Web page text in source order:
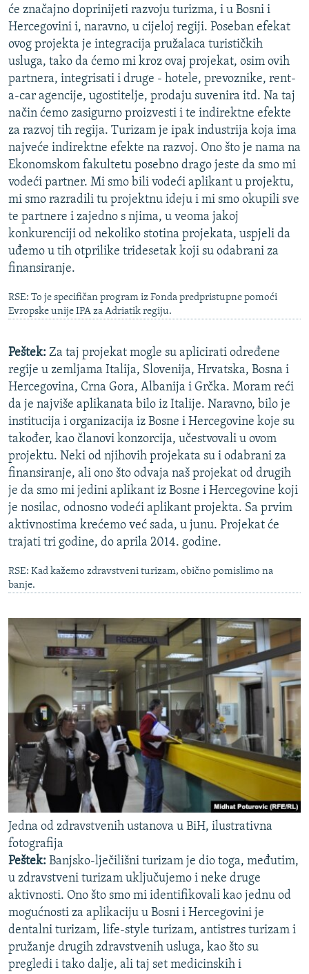
će značajno doprinijeti razvoju turizma, i u Bosni i
Hercegovini i, naravno, u cijeloj regiji. Poseban efekat
ovog projekta je integracija pružalaca turističkih
usluga, tako da ćemo mi kroz ovaj projekat, osim ovih
partnera, integrisati i druge - hotele, prevoznike, rent-
a-car agencije, ugostitelje, prodaju suvenira itd. Na taj
način ćemo zasigurno proizvesti i te indirektne efekte
za razvoj tih regija. Turizam je ipak industrija koja ima
najveće indirektne efekte na razvoj. Ono što je nama na
Ekonomskom fakultetu posebno drago jeste da smo mi
vodeći partner. Mi smo bili vodeći aplikant u projektu,
mi smo razradili tu projektnu ideju i mi smo okupili sve
te partnere i zajedno s njima, u veoma jakoj
konkurenciji od nekoliko stotina projekata, uspjeli da
uđemo u tih otprilike tridesetak koji su odabrani za
finansiranje.
RSE: To je specifičan program iz Fonda predpristupne pomoći
Evropske unije IPA za Adriatik regiju.
Peštek: Za taj projekat mogle su aplicirati određene
regije u zemljama Italija, Slovenija, Hrvatska, Bosna i
Hercegovina, Crna Gora, Albanija i Grčka. Moram reći
da je najviše aplikanata bilo iz Italije. Naravno, bilo je
institucija i organizacija iz Bosne i Hercegovine koje su
također, kao članovi konzorcija, učestvovali u ovom
projektu. Neki od njihovih projekata su i odabrani za
finansiranje, ali ono što odvaja naš projekat od drugih
je da smo mi jedini aplikant iz Bosne i Hercegovine koji
je nosilac, odnosno vodeći aplikant projekta. Sa prvim
aktivnostima krećemo već sada, u junu. Projekat će
trajati tri godine, do aprila 2014. godine.
RSE: Kad kažemo zdravstveni turizam, obično pomislimo na
banje.
Jedna od zdravstvenih ustanova u BiH, ilustrativna
fotografija
Peštek: Banjsko-lječilišni turizam je dio toga, međutim,
u zdravstveni turizam uključujemo i neke druge
aktivnosti. Ono što smo mi identifikovali kao jednu od
mogućnosti za aplikaciju u Bosni i Hercegovini je
dentalni turizam, life-style turizam, antistres turizam i
pružanje drugih zdravstvenih usluga, kao što su
pregledi i tako dalje, ali taj set medicinskih i